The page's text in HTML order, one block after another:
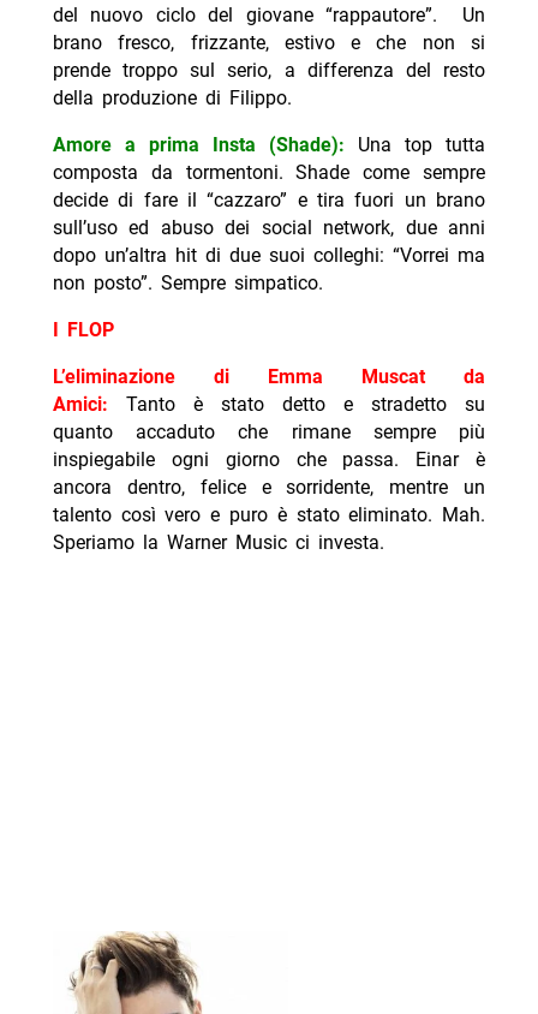
del nuovo ciclo del giovane “rappautore”. Un
brano fresco, frizzante, estivo e che non si
prende troppo sul serio, a differenza del resto
della produzione di Filippo.
Amore a prima Insta (Shade): Una top tutta
composta da tormentoni. Shade come sempre
decide di fare il “cazzaro” e tira fuori un brano
sull’uso ed abuso dei social network, due anni
dopo un’altra hit di due suoi colleghi: “Vorrei ma
non posto”. Sempre simpatico.
I FLOP
L’eliminazione di Emma Muscat da
Amici:
Tanto è stato detto e stradetto su
quanto accaduto che rimane sempre più
inspiegabile ogni giorno che passa. Einar è
ancora dentro, felice e sorridente, mentre un
talento così vero e puro è stato eliminato. Mah.
Speriamo la Warner Music ci investa.